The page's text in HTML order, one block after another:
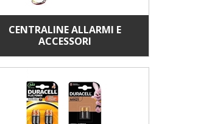
CENTRALINE ALLARMI E
ACCESSORI